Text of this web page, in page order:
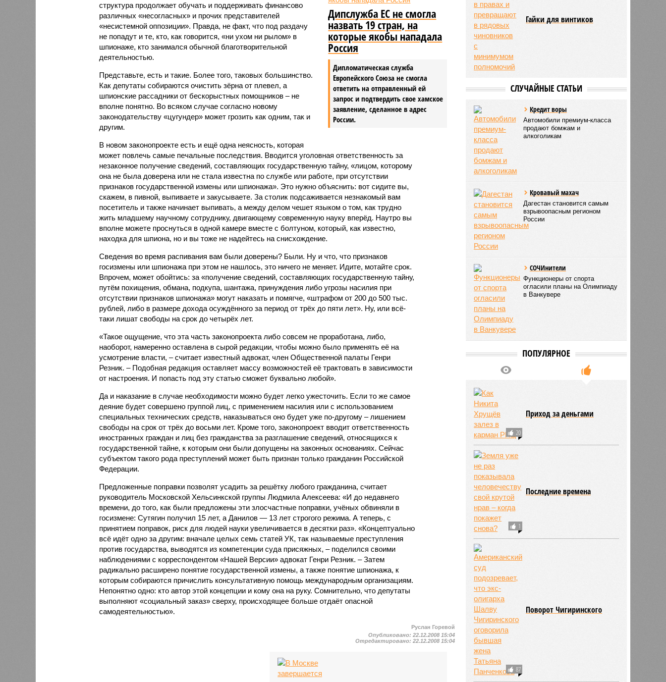
Дипслужба ЕС не смогла
назвать 19 стран, на
которые якобы нападала
Россия
Дипломатическая служба
Европейского Союза не смогла
ответить на отправленный ей
запрос и подтвердить свое хамское
заявление, сделанное в адрес
России.
структура продолжает обучать и поддерживать финансово
различных «несогласных» и прочих представителей
«несистемной оппозиции». Правда, не факт, что под раздачу
не попадут и те, кто, как говорится, «ни ухом ни рылом» в
шпионаже, кто занимался обычной благотворительной
деятельностью.
Представьте, есть и такие. Более того, таковых большинство.
Как депутаты собираются очистить зёрна от плевел, а
шпионские рассадники от бескорыстных помощников – не
вполне понятно. Во всяком случае согласно новому
законодательству «цугундер» может грозить как одним, так и
другим.
В новом законопроекте есть и ещё одна неясность, которая
может повлечь самые печальные последствия. Вводится уголовная ответственность за
незаконное получение сведений, составляющих государственную тайну, «лицом, которому
она не была доверена или не стала известна по службе или работе, при отсутствии
признаков государственной измены или шпионажа». Это нужно объяснить: вот сидите вы,
скажем, в пивной, выпиваете и закусываете. За столик подсаживается незнакомый вам
посетитель и также начинает выпивать, а между делом чешет языком о том, как трудно
жить младшему научному сотруднику, двигающему современную науку вперёд. Наутро вы
вполне можете проснуться в одной камере вместе с болтуном, который, как известно,
находка для шпиона, но и вы тоже не надейтесь на снисхождение.
Сведения во время распивания вам были доверены? Были. Ну и что, что признаков
госизмены или шпионажа при этом не нашлось, это ничего не меняет. Идите, мотайте срок.
Впрочем, может обойтись: за «получение сведений, составляющих государственную тайну,
путём похищения, обмана, подкупа, шантажа, принуждения либо угрозы насилия при
отсутствии признаков шпионажа» могут наказать и помягче, «штрафом от 200 до 500 тыс.
рублей, либо в размере дохода осуждённого за период от трёх до пяти лет». Ну, или всё-
таки лишат свободы на срок до четырёх лет.
«Такое ощущение, что эта часть законопроекта либо совсем не проработана, либо,
наоборот, намеренно оставлена в сырой редакции, чтобы можно было применять её на
усмотрение власти, – считает известный адвокат, член Общественной палаты Генри
Резник. – Подобная редакция оставляет массу возможностей её трактовать в зависимости
от настроения. И попасть под эту статью сможет буквально любой».
Да и наказание в случае необходимости можно будет легко ужесточить. Если то же самое
деяние будет совершено группой лиц, с применением насилия или с использованием
специальных технических средств, наказываться оно будет уже по-другому – лишением
свободы на срок от трёх до восьми лет. Кроме того, законопроект вводит ответственность
иностранных граждан и лиц без гражданства за разглашение сведений, относящихся к
государственной тайне, к которым они были допущены на законных основаниях. Сейчас
субъектом такого рода преступлений может быть признан только гражданин Российской
Федерации.
Предложенные поправки позволят усадить за решётку любого гражданина, считает
руководитель Московской Хельсинкской группы Людмила Алексеева: «И до недавнего
времени, до того, как были предложены эти злосчастные поправки, учёных обвиняли в
госизмене: Сутягин получил 15 лет, а Данилов — 13 лет строгого режима. А теперь, с
принятием поправок, риск для людей науки увеличивается в десятки раз». «Концептуально
всё идёт одно за другим: вначале целых семь статей УК, так называемые преступления
против государства, выводятся из компетенции суда присяжных, – поделился своими
наблюдениями с корреспондентом «Нашей Версии» адвокат Генри Резник. – Затем
радикально расширено понятие государственной измены, а также понятие шпионажа, к
которым собираются причислить консультативную помощь международным организациям.
Непонятно одно: кто автор этой концепции и кому она на руку. Сомнительно, что депутаты
выполняют «социальный заказ» сверху, происходящее больше отдаёт опасной
самодеятельностью».
Руслан Горевой
Опубликовано:22.12.2008 15:04
Отредактировано:22.12.2008 15:04
Гайки для винтиков
СЛУЧАЙНЫЕ СТАТЬИ
Кредит воры
Автомобили премиум-класса
продают бомжам и
алкоголикам
Кровавый махач
Дагестан становится самым
взрывоопасным регионом
России
СОЧИнители
Функционеры от спорта
огласили планы на Олимпиаду
в Ванкувере
ПОПУЛЯРНОЕ
20
Приход за деньгами
1
Последние времена
87
Поворот Чигиринского